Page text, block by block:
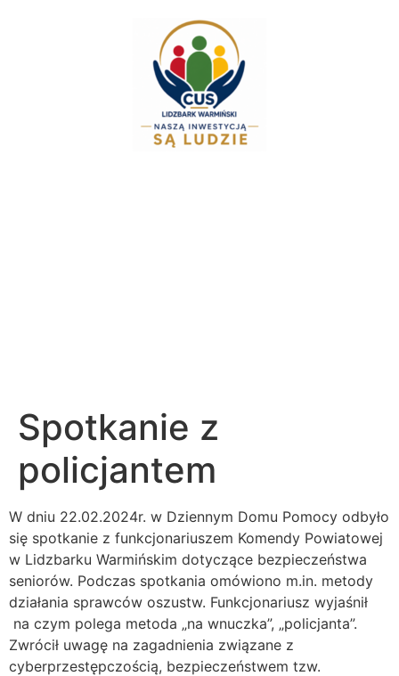
Spotkanie z
policjantem
W dniu 22.02.2024r. w Dziennym Domu Pomocy odbyło
się spotkanie z funkcjonariuszem Komendy Powiatowej
w Lidzbarku Warmińskim dotyczące bezpieczeństwa
seniorów. Podczas spotkania omówiono m.in. metody
działania sprawców oszustw. Funkcjonariusz wyjaśnił
na czym polega metoda „na wnuczka”, „policjanta”.
Zwrócił uwagę na zagadnienia związane z
cyberprzestępczością, bezpieczeństwem tzw.